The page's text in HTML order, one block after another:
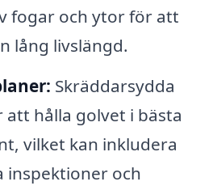
fogar och ytor för att
lång livslängd.
Skräddarsydda
hålla golvet i bästa
vilket kan inkludera
inspektioner och